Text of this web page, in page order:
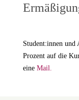
Student:innen und
Prozent auf die
eine Mail.